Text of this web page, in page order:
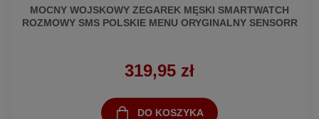
MOCNY WOJSKOWY ZEGAREK MĘSKI SMARTWATCH
ROZMOWY SMS POLSKIE MENU ORYGINALNY SENSORR
319,95 zł
DO KOSZYKA